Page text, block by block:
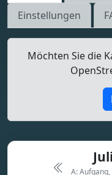
Einstellungen
Möchten Sie die
A: